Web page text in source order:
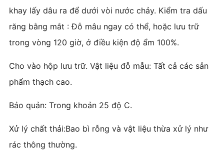
khay lấy dâu ra để dưới vòi nước chảy. Kiểm tra dấu
răng bằng mắt : Đỗ mâu ngay có thể, hoặc lưu trữ
trong vòng 120 giờ, ở điều kiện độ ẩm 100%.
Cho vào hộp lưu trữ. Vật liệu đỗ mẫu: Tất cả các sản
phẩm thạch cao.
Bảo quản: Trong khoản 25 độ C.
Xử lý chất thải:Bao bì rỗng và vật liệu thừa xử lý như
rác thông thường.